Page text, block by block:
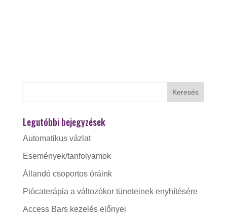
Legutóbbi bejegyzések
Automatikus vázlat
Események/tanfolyamok
Állandó csoportos óráink
Piócaterápia a változókor tüneteinek enyhítésére
Access Bars kezelés előnyei